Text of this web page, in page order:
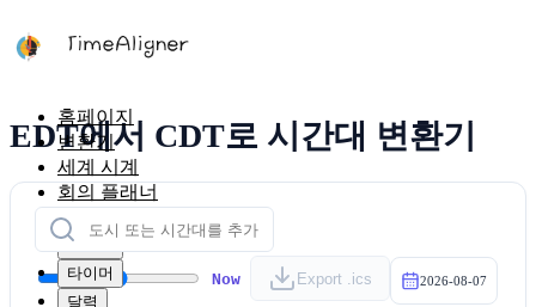
홈페이지
변환기
세계 시계
회의 플래너
시간대 지도
계산기
타이머
달력
EDT에서 CDT로 시간대 변환기
Now Export .ics 2026-08-07